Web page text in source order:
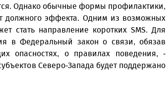
Однако обычные формы профилактики,
эффекта. Одним из возможных
стать направление коротких SMS. Для
в Федеральный закон о связи, обязав
опасностях, о правилах поведения, -
Северо-Запада будет поддержано